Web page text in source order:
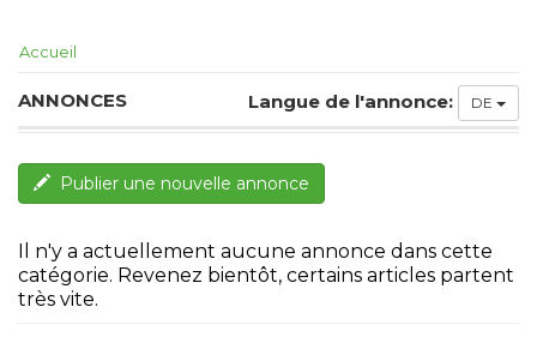
Accueil
ANNONCES Langue de l'annonce: DE
Publier une nouvelle annonce
Il n'y a actuellement aucune annonce dans cette
catégorie. Revenez bientôt, certains articles partent
très vite.